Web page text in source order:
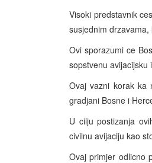
Visoki predstavnik
susjednim
Ovi sporazumi ce
sopstvenu avijacijsku
Ovaj vazni korak ka
gradjani Bosne i
U cilju postizanja
civilnu avijaciju kao
Ovaj primjer odlicno